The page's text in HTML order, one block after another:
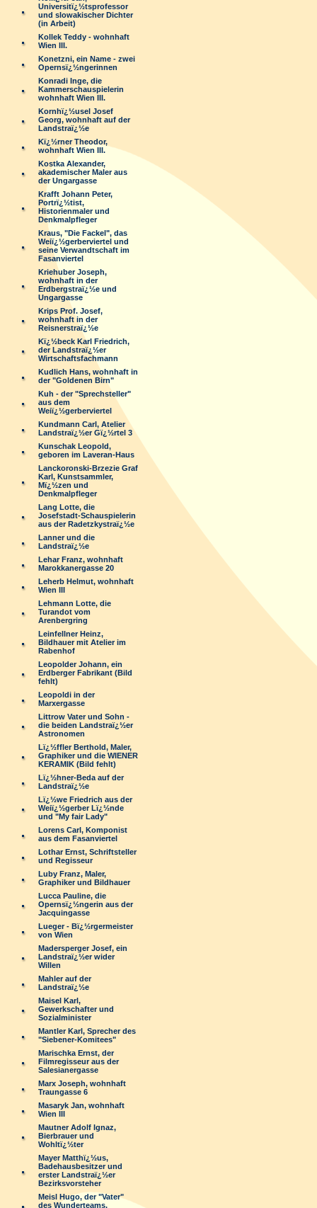
Universitï¿½tsprofessor
und slowakischer Dichter
(in Arbeit)
Kollek Teddy - wohnhaft
Wien III.
Konetzni, ein Name - zwei
Opernsï¿½ngerinnen
Konradi Inge, die
Kammerschauspielerin
wohnhaft Wien III.
Kornhï¿½usel Josef
Georg, wohnhaft auf der
Landstraï¿½e
Kï¿½rner Theodor,
wohnhaft Wien III.
Kostka Alexander,
akademischer Maler aus
der Ungargasse
Krafft Johann Peter,
Portrï¿½tist,
Historienmaler und
Denkmalpfleger
Kraus, "Die Fackel", das
Weiï¿½gerberviertel und
seine Verwandtschaft im
Fasanviertel
Kriehuber Joseph,
wohnhaft in der
Erdbergstraï¿½e und
Ungargasse
Krips Prof. Josef,
wohnhaft in der
Reisnerstraï¿½e
Kï¿½beck Karl Friedrich,
der Landstraï¿½er
Wirtschaftsfachmann
Kudlich Hans, wohnhaft in
der "Goldenen Birn"
Kuh - der "Sprechsteller"
aus dem
Weiï¿½gerberviertel
Kundmann Carl, Atelier
Landstraï¿½er Gï¿½rtel 3
Kunschak Leopold,
geboren im Laveran-Haus
Lanckoronski-Brzezie Graf
Karl, Kunstsammler,
Mï¿½zen und
Denkmalpfleger
Lang Lotte, die
Josefstadt-Schauspielerin
aus der Radetzkystraï¿½e
Lanner und die
Landstraï¿½e
Lehar Franz, wohnhaft
Marokkanergasse 20
Leherb Helmut, wohnhaft
Wien III
Lehmann Lotte, die
Turandot vom
Arenbergring
Leinfellner Heinz,
Bildhauer mit Atelier im
Rabenhof
Leopolder Johann, ein
Erdberger Fabrikant (Bild
fehlt)
Leopoldi in der
Marxergasse
Littrow Vater und Sohn -
die beiden Landstraï¿½er
Astronomen
Lï¿½ffler Berthold, Maler,
Graphiker und die WIENER
KERAMIK (Bild fehlt)
Lï¿½hner-Beda auf der
Landstraï¿½e
Lï¿½we Friedrich aus der
Weiï¿½gerber Lï¿½nde
und "My fair Lady"
Lorens Carl, Komponist
aus dem Fasanviertel
Lothar Ernst, Schriftsteller
und Regisseur
Luby Franz, Maler,
Graphiker und Bildhauer
Lucca Pauline, die
Opernsï¿½ngerin aus der
Jacquingasse
Lueger - Bï¿½rgermeister
von Wien
Madersperger Josef, ein
Landstraï¿½er wider
Willen
Mahler auf der
Landstraï¿½e
Maisel Karl,
Gewerkschafter und
Sozialminister
Mantler Karl, Sprecher des
"Siebener-Komitees"
Marischka Ernst, der
Filmregisseur aus der
Salesianergasse
Marx Joseph, wohnhaft
Traungasse 6
Masaryk Jan, wohnhaft
Wien III
Mautner Adolf Ignaz,
Bierbrauer und
Wohltï¿½ter
Mayer Matthï¿½us,
Badehausbesitzer und
erster Landstraï¿½er
Bezirksvorsteher
Meisl Hugo, der "Vater"
des Wunderteams,